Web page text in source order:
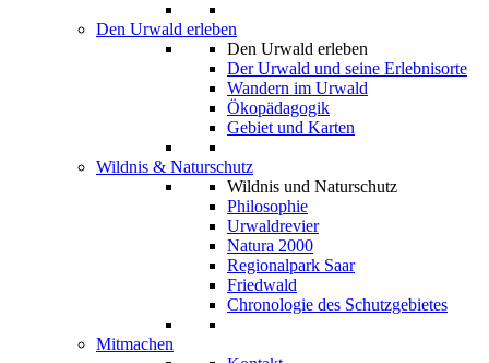
Den Urwald erleben
Den Urwald erleben
Der Urwald und seine Erlebnisorte
Wandern im Urwald
Ökopädagogik
Gebiet und Karten
Wildnis & Naturschutz
Wildnis und Naturschutz
Philosophie
Urwaldrevier
Natura 2000
Regionalpark Saar
Friedwald
Chronologie des Schutzgebietes
Mitmachen